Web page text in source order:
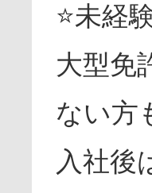
⭐未経
大型免
ない方
入社後